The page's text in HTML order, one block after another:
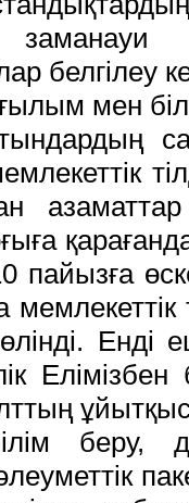
белгілеу
ғылым мен
пайызға
Енді
беру,